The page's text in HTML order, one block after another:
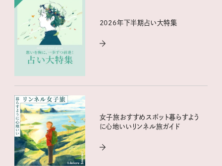
2026年下半期占い大特集
女子旅おすすめスポット暮らすよう
に心地いいリンネル旅ガイド